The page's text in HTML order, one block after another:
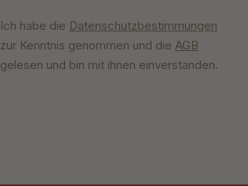
Ich habe die Datenschutzbestimmungen
zur Kenntnis genommen und die AGB
gelesen und bin mit ihnen einverstanden.